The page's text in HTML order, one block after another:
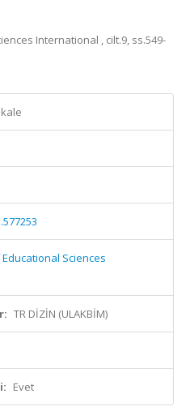
International , cilt.9, ss.549-
Sciences
TR DİZİN (ULAKBİM)
Evet